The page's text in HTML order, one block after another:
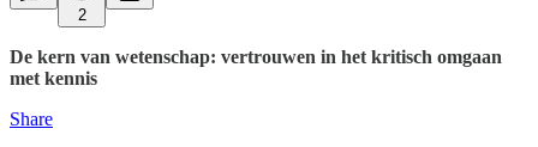
2
De kern van wetenschap: vertrouwen in het kritisch omgaan
met kennis
Share